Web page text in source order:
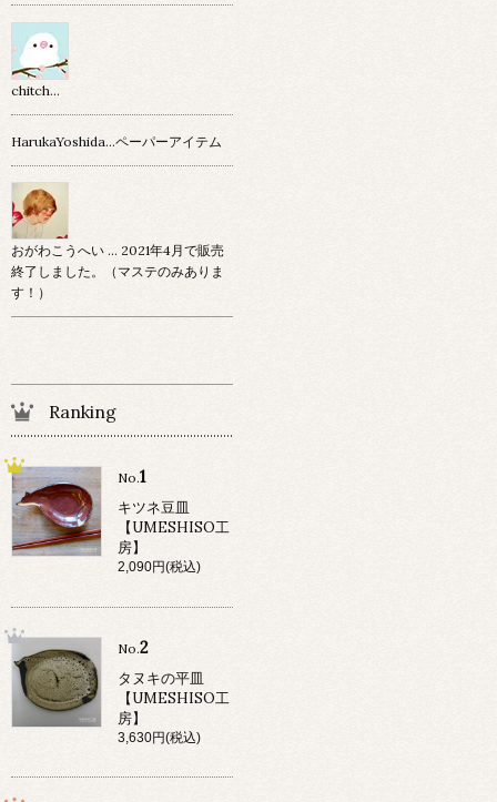
chitch…
HarukaYoshida…ペーパーアイテム
おがわこうへい … 2021年4月で販売
終了しました。（マステのみありま
す！）
Ranking
No.1
キツネ豆皿
【UMESHISO工
房】
2,090円(税込)
No.2
タヌキの平皿
【UMESHISO工
房】
3,630円(税込)